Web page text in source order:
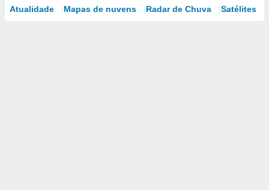
Atualidade Mapas de nuvens Radar de Chuva Satélites